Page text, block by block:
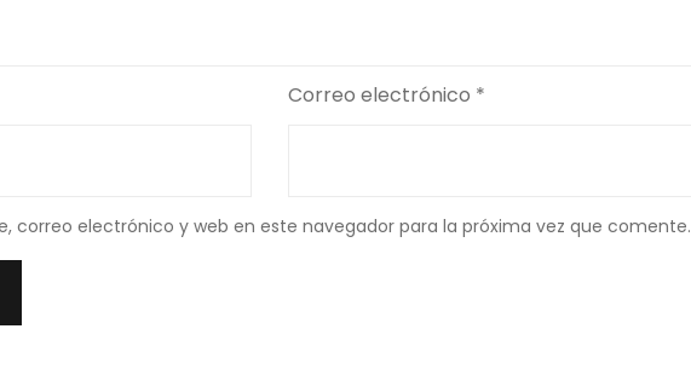
Correo electrónico *
correo electrónico y web en este navegador para la próxima vez que comente.